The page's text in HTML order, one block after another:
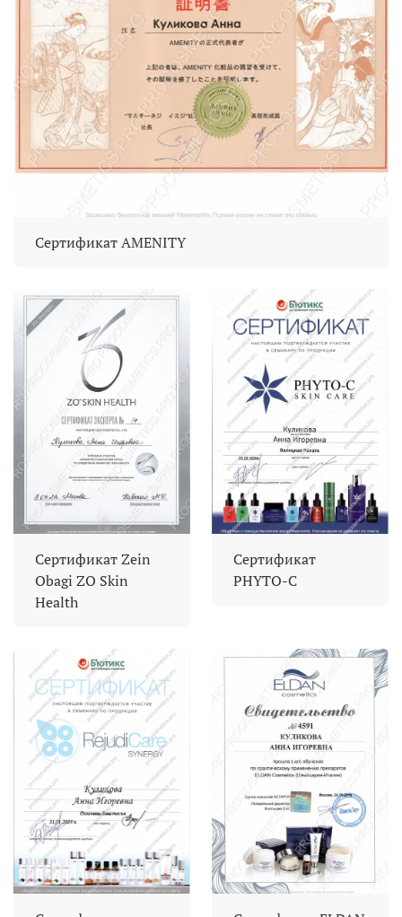
Сертификат AMENITY
Сертификат Zein
Obagi ZO Skin
Health
Сертификат
PHYTO-C